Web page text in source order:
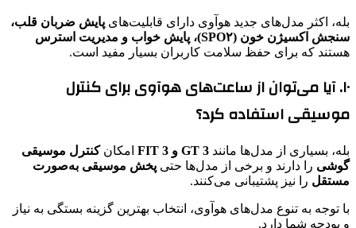
بله، اکثر مدل‌های جدید هوآوی دارای قابلیت‌های پایش ضربان قلب،
سنجش اکسیژن خون (SPO۲)، پایش خواب و مدیریت استرس
هستند که برای حفظ سلامت کاربران بسیار مفید است.
۱۰. آیا می‌توان از ساعت‌های هوآوی برای کنترل
موسیقی استفاده کرد؟
بله، بسیاری از مدل‌ها مانند GT 3 و FIT 3 امکانکنترل موسیقی
گوشی را دارند و برخی از مدل‌ها حتی پخش موسیقی به‌صورت
مستقل را نیز پشتیبانی می‌کنند.
با توجه به تنوع مدل‌های هوآوی، انتخاب بهترین گزینه بستگی به نیاز
و بودجه شما دارد.